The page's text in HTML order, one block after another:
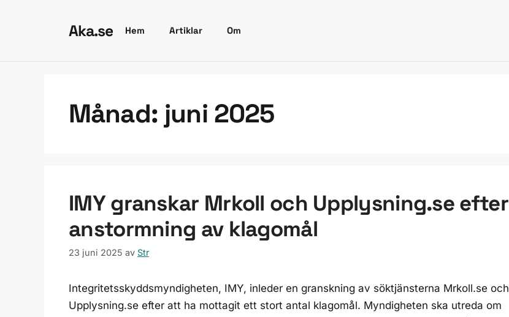
Aka.se Hem Artiklar Om
Månad: juni 2025
IMY granskar Mrkoll och Upplysning.se efter
anstormning av klagomål
23 juni 2025 av Str
Integritetsskyddsmyndigheten, IMY, inleder en granskning av söktjänsterna Mrkoll.se och
Upplysning.se efter att ha mottagit ett stort antal klagomål. Myndigheten ska utreda om